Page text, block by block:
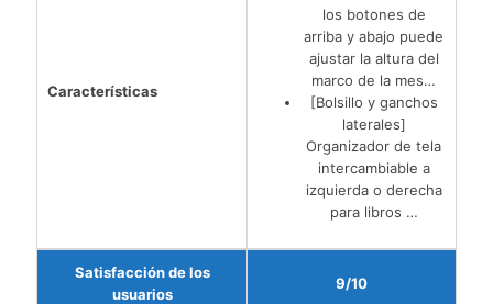
Características
los botones de
arriba y abajo puede
ajustar la altura del
marco de la mes…
[Bolsillo y ganchos
laterales]
Organizador de tela
intercambiable a
izquierda o derecha
para libros …
Satisfacción de los
usuarios
9/10